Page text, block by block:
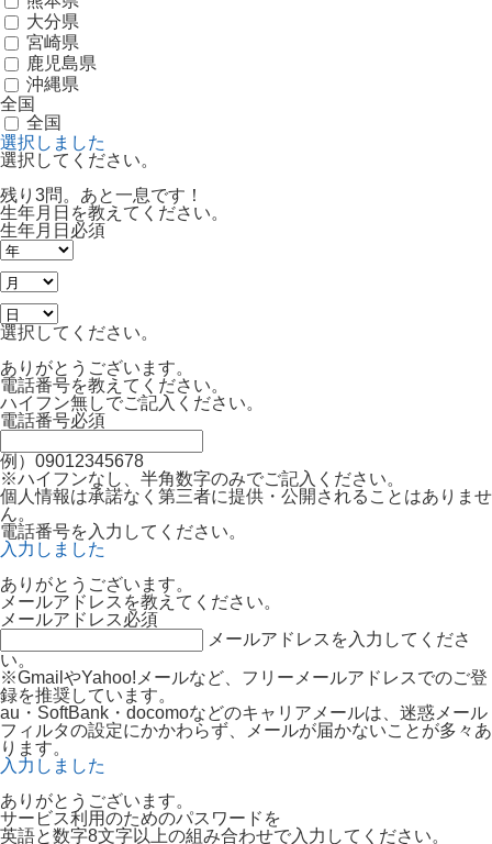
大分県
宮崎県
鹿児島県
沖縄県
全国
全国
選択しました
選択してください。
残り3問。あと一息です！
生年月日を教えてください。
生年月日 必須
選択してください。
ありがとうございます。
電話番号を教えてください。
ハイフン無しでご記入ください。
電話番号必須
例）09012345678
※ハイフンなし、半角数字のみでご記入ください。
個人情報は承諾なく第三者に提供・公開されることはありませ
ん。
電話番号を入力してください。
入力しました
ありがとうございます。
メールアドレスを教えてください。
メールアドレス必須
メールアドレスを入力してくださ
い。
※GmailやYahoo!メールなど、フリーメールアドレスでのご登
録を推奨しています。
au・SoftBank・docomoなどのキャリアメールは、迷惑メール
フィルタの設定にかかわらず、メールが届かないことが多々あ
ります。
入力しました
ありがとうございます。
サービス利用のためのパスワードを
英語と数字8文字以上の組み合わせで入力してください。